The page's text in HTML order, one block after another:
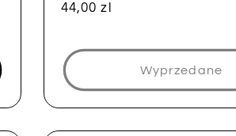
Cena
44,00 zl
Wyprzedane